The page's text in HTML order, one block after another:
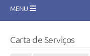
MENU
CIDADE
Carta de Serviços